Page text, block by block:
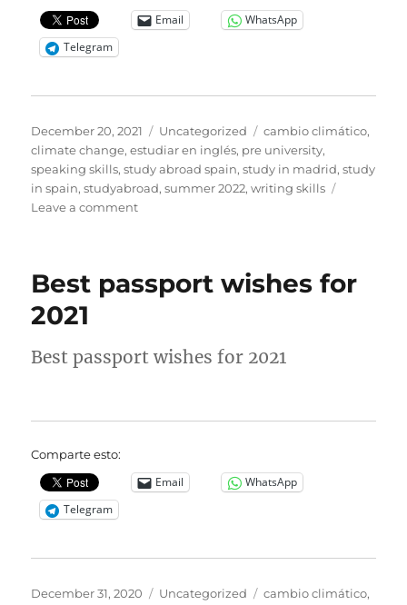
Email
WhatsApp
Telegram
Posted
on
December 20, 2021 Categories
Uncategorized Tags
cambio climático,
climate change,estudiar en inglés, pre university,
speaking skills,study abroad spain,study in madrid,study
in spain,studyabroad,summer 2022,writing skills
Leave a commenton
now
open!
Best passport wishes for
2021
Best passport wishes for 2021
Comparte esto:
Email
WhatsApp
Telegram
Posted
December 31, 2020 Categories
Uncategorized Tags
cambio climático,